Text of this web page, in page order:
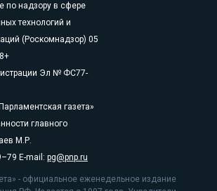
по надзору в сфере
технологий и
(Роскомнадзор) 05
Эл № ФС77-
газета»
главного
М.Р.
E-mail: pg@pnp.ru
- официальное еженедельное издание